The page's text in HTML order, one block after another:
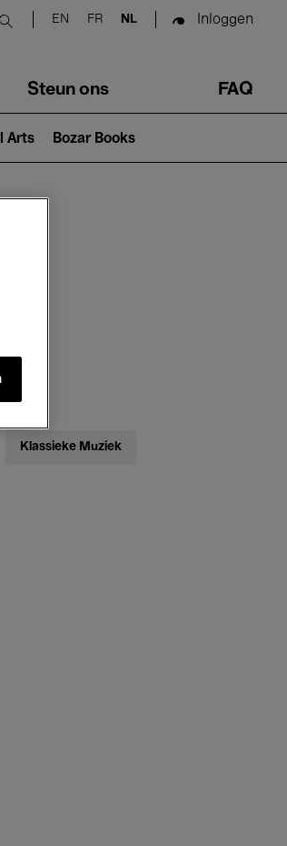
Submit search
EN FR NL Inloggen
Steun ons FAQ
Arts Bozar Books
Klassieke Muziek